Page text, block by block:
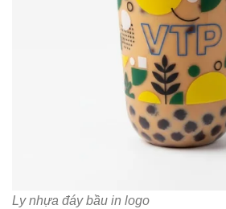
Ly nhựa đáy bầu in logo